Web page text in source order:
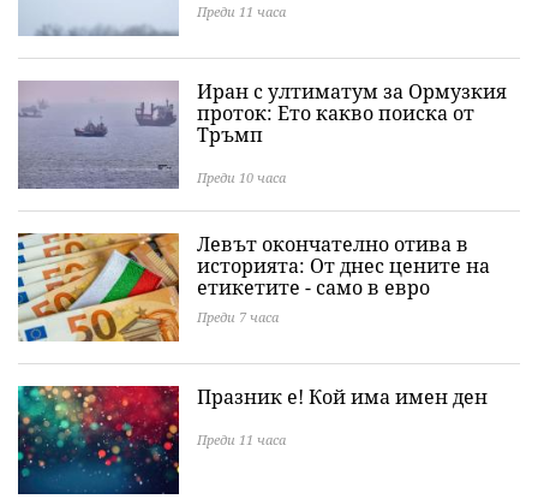
Преди 11 часа
Иран с ултиматум за Ормузкия
проток: Ето какво поиска от
Тръмп
Преди 10 часа
Левът окончателно отива в
историята: Oт днес цените на
етикетите - само в евро
Преди 7 часа
Празник е! Кой има имен ден
Преди 11 часа